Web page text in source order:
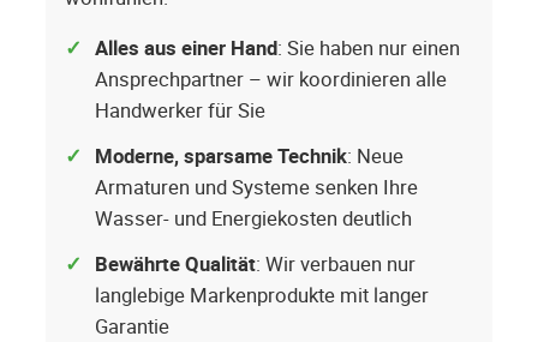
Alles aus einer Hand: Sie haben nur einen
Ansprechpartner – wir koordinieren alle
Handwerker für Sie
Moderne, sparsame Technik: Neue
Armaturen und Systeme senken Ihre
Wasser- und Energiekosten deutlich
Bewährte Qualität: Wir verbauen nur
langlebige Markenprodukte mit langer
Garantie